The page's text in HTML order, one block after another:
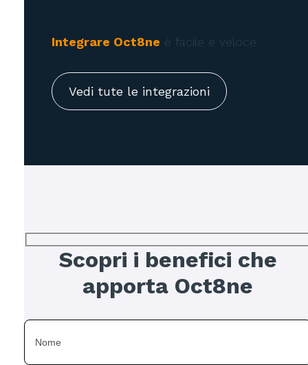
Integrare Oct8ne è facile e veloce
Vedi tute le integrazioni
Scopri i benefici che
apporta Oct8ne